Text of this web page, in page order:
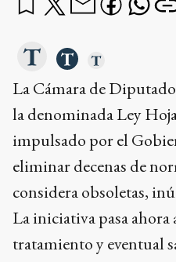
La Cámara de
la denominada Ley
impulsado por el
eliminar decenas de
considera obsoletas,
La iniciativa pasa ahora
tratamiento y eventual